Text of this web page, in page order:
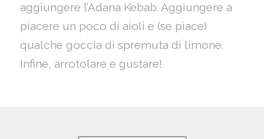
aggiungere l’Adana Kebab. Aggiungere a
piacere un poco di aioli e (se piace)
qualche goccia di spremuta di limone.
Infine, arrotolare e gustare!